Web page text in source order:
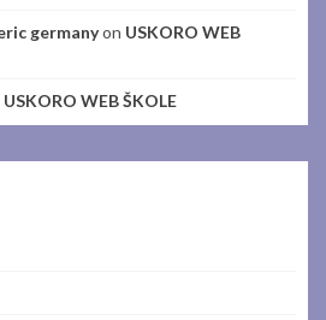
germanyon USKORO WEB
USKORO WEB ŠKOLE